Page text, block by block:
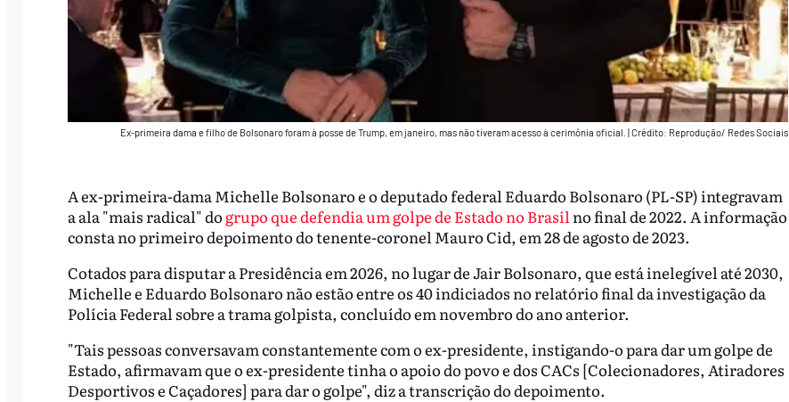
Ex-primeira dama e filho de Bolsonaro foram à posse de Trump, em janeiro, mas não tiveram acesso à cerimônia oficial. Crédito: Reprodução/ Redes Sociais
A ex-primeira-dama Michelle Bolsonaro e o deputado federal Eduardo Bolsonaro (PL-SP) integravam
a ala "mais radical" dogrupo que defendia um golpe de Estado no Brasil no final de 2022. A informação
consta no primeiro depoimento do tenente-coronel Mauro Cid, em 28 de agosto de 2023.
Cotados para disputar a Presidência em 2026, no lugar de Jair Bolsonaro, que está inelegível até 2030,
Michelle e Eduardo Bolsonaro não estão entre os 40 indiciados no relatório final da investigação da
Polícia Federal sobre a trama golpista, concluído em novembro do ano anterior.
"Tais pessoas conversavam constantemente com o ex-presidente, instigando-o para dar um golpe de
Estado, afirmavam que o ex-presidente tinha o apoio do povo e dos CACs [Colecionadores, Atiradores
Desportivos e Caçadores] para dar o golpe", diz a transcrição do depoimento.